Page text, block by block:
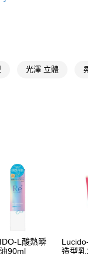
心：先確認商品／服務後
買商品的店家。未經商家
後付繳納相關費用。
易是否成功請以「AFTEE
繳費成功／繳費後需取消
戶支援中心」
https://
透過由恩沛科技股份有限公
需依本服務之必要範圍內
式
NT$65，滿NT$490(含
萊爾富取貨
NT$65，滿NT$490(含
貨付款
，滿NT$490(含以
光澤 立體
L酸熱瞬
90ml
造型乳